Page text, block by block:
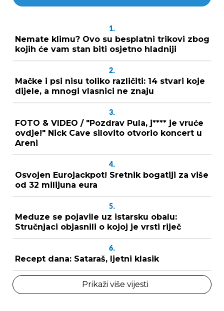
1.
Nemate klimu? Ovo su besplatni trikovi zbog
kojih će vam stan biti osjetno hladniji
2.
Mačke i psi nisu toliko različiti: 14 stvari koje
dijele, a mnogi vlasnici ne znaju
3.
FOTO & VIDEO / "Pozdrav Pula, j**** je vruće
ovdje!" Nick Cave silovito otvorio koncert u
Areni
4.
Osvojen Eurojackpot! Sretnik bogatiji za više
od 32 milijuna eura
5.
Meduze se pojavile uz istarsku obalu:
Stručnjaci objasnili o kojoj je vrsti riječ
6.
Recept dana: Sataraš, ljetni klasik
Prikaži više vijesti